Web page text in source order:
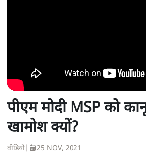
पीएम मोदी MSP को
खामोश क्यों?
वीडियो 25 NOV, 2021